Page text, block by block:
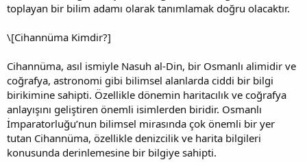
toplayan bir bilim adamı olarak tanımlamak doğru olacaktır.
\[Cihannüma Kimdir?]
Cihannüma, asıl ismiyle Nasuh al-Din, bir Osmanlı alimidir ve
coğrafya, astronomi gibi bilimsel alanlarda ciddi bir bilgi
birikimine sahipti. Özellikle dönemin haritacılık ve coğrafya
anlayışını geliştiren önemli isimlerden biridir. Osmanlı
İmparatorluğu’nun bilimsel mirasında çok önemli bir yer
tutan Cihannüma, özellikle denizcilik ve harita bilgileri
konusunda derinlemesine bir bilgiye sahipti.